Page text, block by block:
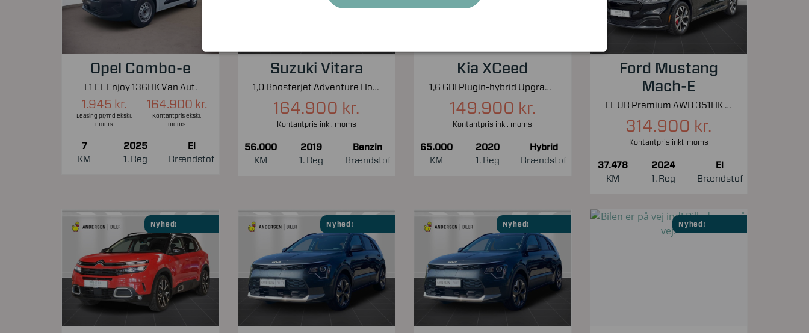
Opel Combo-e
L1 EL Enjoy 136HK Van Aut.
1.945 kr.
Leasing pr/md ekskl.
moms
164.900 kr.
Kontantpris ekskl.
moms
7
KM
2025
1. Reg
El
Brændstof
Suzuki Vitara
1,0 Boosterjet Adventure Holiday 112HK 5d 6g Aut.
164.900 kr.
Kontantpris inkl. moms
56.000
KM
2019
1. Reg
Benzin
Brændstof
Kia XCeed
1,6 GDI Plugin-hybrid Upgrade m/Plus DCT 141HK 5d 6g Aut.
149.900 kr.
Kontantpris inkl. moms
65.000
KM
2020
1. Reg
Hybrid
Brændstof
Ford Mustang
Mach-E
EL UR Premium AWD 351HK 5d Aut.
314.900 kr.
Kontantpris inkl. moms
37.478
KM
2024
1. Reg
El
Brændstof
Nyhed! Nyhed! Nyhed! Nyhed!